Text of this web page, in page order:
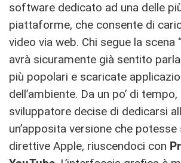
software dedicato ad una delle
piattaforme, che consente di
video via web. Chi segue la scena
avrà sicuramente già sentito
più popolari e scaricate
dell’ambiente. Da un po’ di
sviluppatore decise di dedicarsi
un’apposita versione che
direttive Apple, riuscendoci con